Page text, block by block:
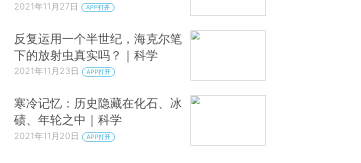
2021年11月27日 APP打开
反复运用一个半世纪，海克尔笔
下的放射虫真实吗？｜科学
2021年11月23日 APP打开
寒冷记忆：历史隐藏在化石、冰
碛、年轮之中｜科学
2021年11月20日 APP打开